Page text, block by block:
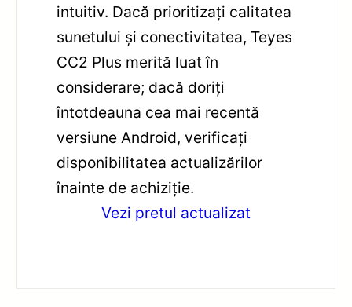
intuitiv. Dacă prioritizați calitatea
sunetului și conectivitatea, Teyes
CC2 Plus merită luat în
considerare; dacă doriți
întotdeauna cea mai recentă
versiune Android, verificați
disponibilitatea actualizărilor
înainte de achiziție.
Vezi pretul actualizat